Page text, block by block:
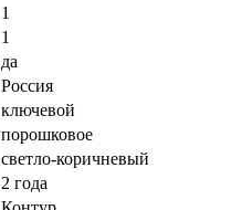
1
1
да
Россия
ключевой
порошковое
светло-коричневый
2 года